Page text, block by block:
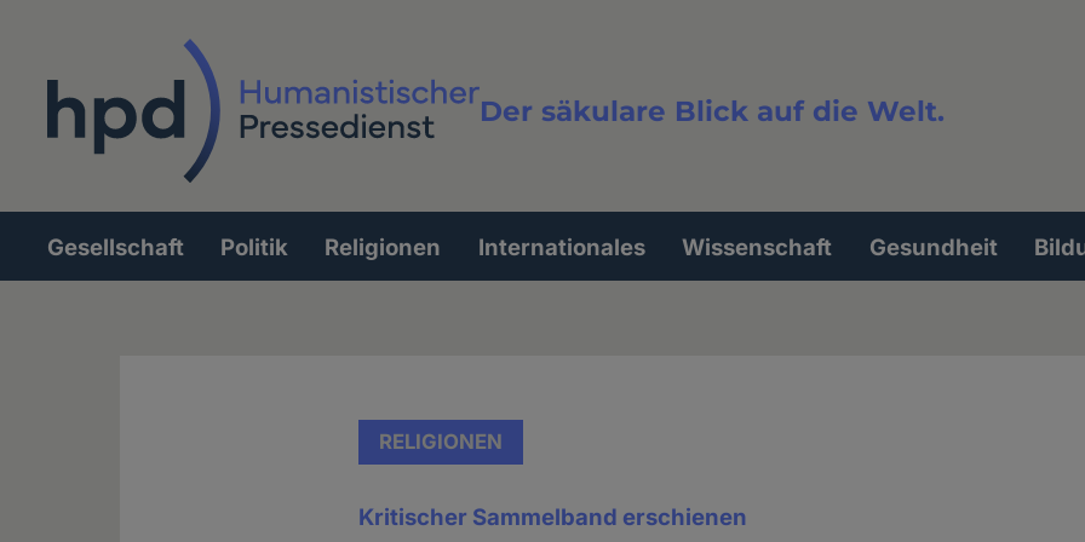
Der säkulare Blick auf die Welt.
Volltextsuche
Hauptnavigation
Gesellschaft Politik Religionen Internationales Wissenschaft Gesundheit
RELIGIONEN
Kritischer Sammelband erschienen